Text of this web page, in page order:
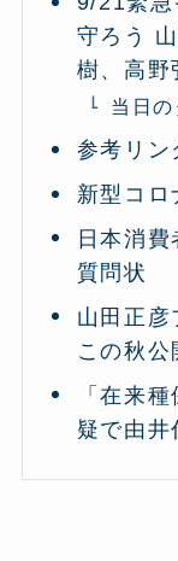
守ろう
樹、高野
当日
参考リン
新型コ
日本消
質問状
山田正
この秋公
「在来
疑で由井